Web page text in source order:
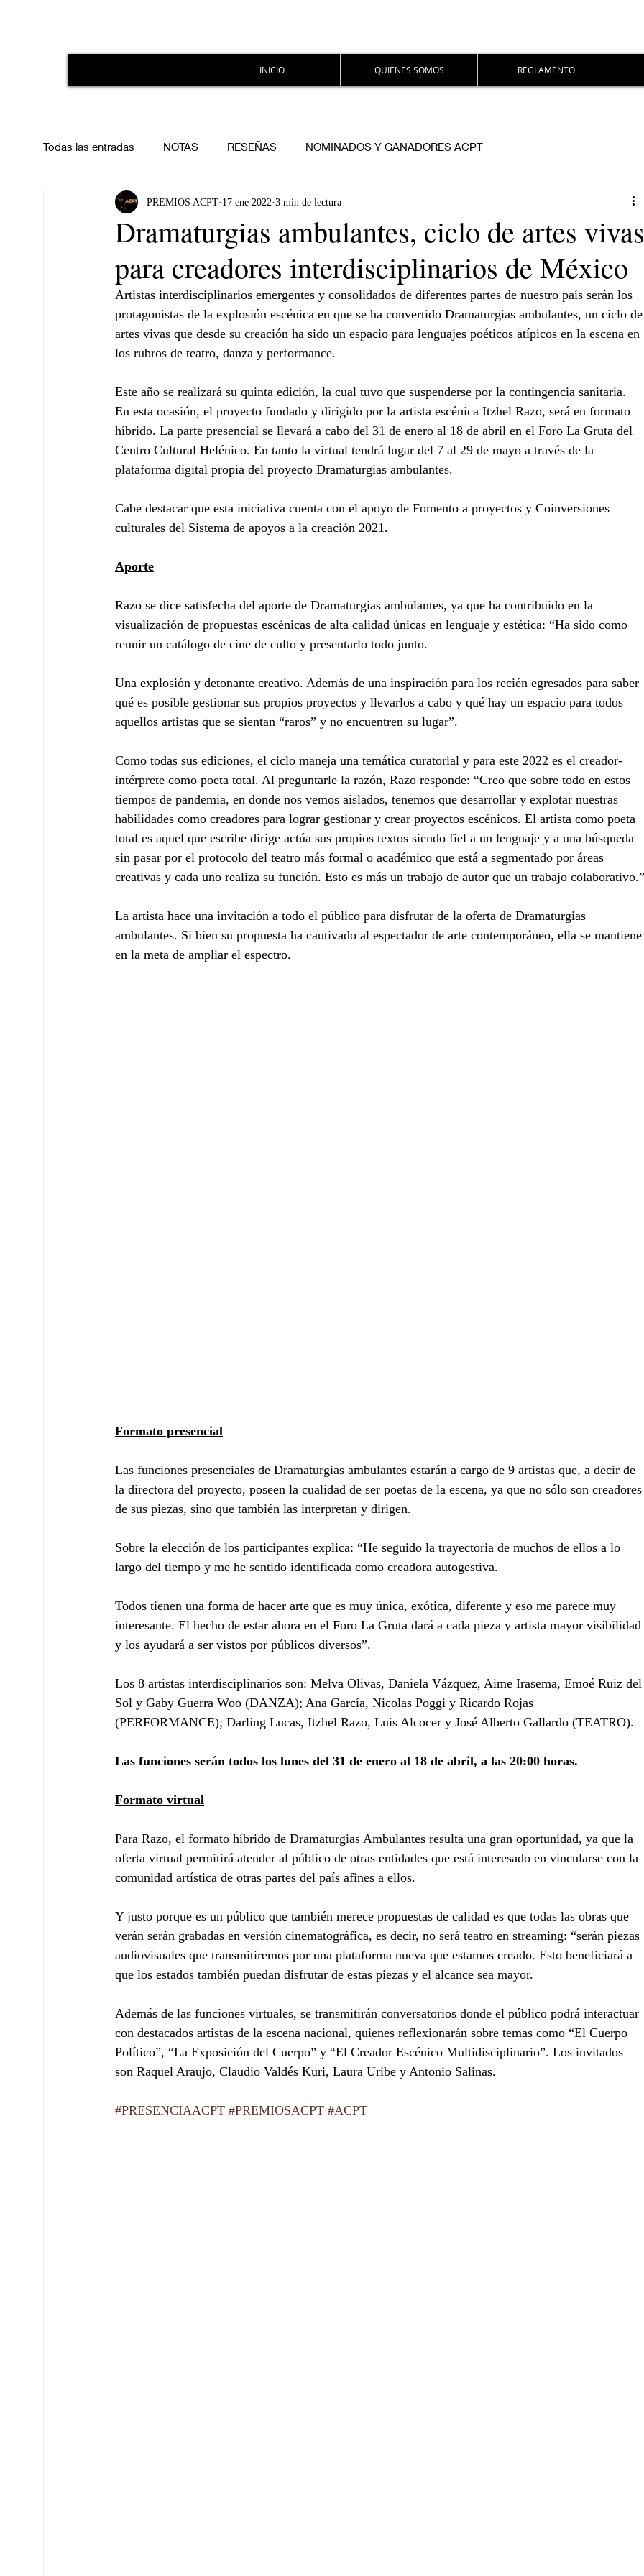
INICIO QUIÉNES SOMOS REGLAMENTO
Todas las entradas NOTAS RESEÑAS NOMINADOS Y GANADORES ACPT
Dramaturgias ambulantes, ciclo de artes vivas
para creadores interdisciplinarios de México
PREMIOS ACPT 17 ene 2022 3 min de lectura
Artistas interdisciplinarios emergentes y consolidados de diferentes partes de nuestro país serán los
protagonistas de la explosión escénica en que se ha convertido Dramaturgias ambulantes, un ciclo
artes vivas que desde su creación ha sido un espacio para lenguajes poéticos atípicos en la escena en
los rubros de teatro, danza y performance.
Este año se realizará su quinta edición, la cual tuvo que suspenderse por la contingencia sanitaria.
En esta ocasión, el proyecto fundado y dirigido por la artista escénica Itzhel Razo, será en formato
híbrido. La parte presencial se llevará a cabo del 31 de enero al 18 de abril en el Foro La Gruta del
Centro Cultural Helénico. En tanto la virtual tendrá lugar del 7 al 29 de mayo a través de la
plataforma digital propia del proyecto Dramaturgias ambulantes.
Cabe destacar que esta iniciativa cuenta con el apoyo de Fomento a proyectos y Coinversiones
culturales del Sistema de apoyos a la creación 2021.
Aporte
Razo se dice satisfecha del aporte de Dramaturgias ambulantes, ya que ha contribuido en la
visualización de propuestas escénicas de alta calidad únicas en lenguaje y estética: “Ha sido como
reunir un catálogo de cine de culto y presentarlo todo junto.
Una explosión y detonante creativo. Además de una inspiración para los recién egresados para saber
qué es posible gestionar sus propios proyectos y llevarlos a cabo y qué hay un espacio para todos
aquellos artistas que se sientan “raros” y no encuentren su lugar”.
Como todas sus ediciones, el ciclo maneja una temática curatorial y para este 2022 es el creador-
intérprete como poeta total. Al preguntarle la razón, Razo responde: “Creo que sobre todo en estos
tiempos de pandemia, en donde nos vemos aislados, tenemos que desarrollar y explotar nuestras
habilidades como creadores para lograr gestionar y crear proyectos escénicos. El artista como poeta
total es aquel que escribe dirige actúa sus propios textos siendo fiel a un lenguaje y a una búsqueda
sin pasar por el protocolo del teatro más formal o académico que está a segmentado por áreas
creativas y cada uno realiza su función. Esto es más un trabajo de autor que un trabajo colaborativo.”
La artista hace una invitación a todo el público para disfrutar de la oferta de Dramaturgias
ambulantes. Si bien su propuesta ha cautivado al espectador de arte contemporáneo, ella se
en la meta de ampliar el espectro.
Formato presencial
Las funciones presenciales de Dramaturgias ambulantes estarán a cargo de 9 artistas que, a decir de
la directora del proyecto, poseen la cualidad de ser poetas de la escena, ya que no sólo son
de sus piezas, sino que también las interpretan y dirigen.
Sobre la elección de los participantes explica: “He seguido la trayectoria de muchos de ellos a lo
largo del tiempo y me he sentido identificada como creadora autogestiva.
Todos tienen una forma de hacer arte que es muy única, exótica, diferente y eso me parece muy
interesante. El hecho de estar ahora en el Foro La Gruta dará a cada pieza y artista mayor visibilidad
y los ayudará a ser vistos por públicos diversos”.
Los 8 artistas interdisciplinarios son: Melva Olivas, Daniela Vázquez, Aime Irasema, Emoé Ruiz
Sol y Gaby Guerra Woo (DANZA); Ana García, Nicolas Poggi y Ricardo Rojas
(PERFORMANCE); Darling Lucas, Itzhel Razo, Luis Alcocer y José Alberto Gallardo (TEATRO).
Las funciones serán todos los lunes del 31 de enero al 18 de abril, a las 20:00 horas.
Formato virtual
Para Razo, el formato híbrido de Dramaturgias Ambulantes resulta una gran oportunidad, ya que la
oferta virtual permitirá atender al público de otras entidades que está interesado en vincularse con la
comunidad artística de otras partes del país afines a ellos.
Y justo porque es un público que también merece propuestas de calidad es que todas las obras que
verán serán grabadas en versión cinematográfica, es decir, no será teatro en streaming: “serán piezas
audiovisuales que transmitiremos por una plataforma nueva que estamos creado. Esto beneficiará a
que los estados también puedan disfrutar de estas piezas y el alcance sea mayor.
Además de las funciones virtuales, se transmitirán conversatorios donde el público podrá interactuar
con destacados artistas de la escena nacional, quienes reflexionarán sobre temas como “El Cuerpo
Político”, “La Exposición del Cuerpo” y “El Creador Escénico Multidisciplinario”. Los invitados
son Raquel Araujo, Claudio Valdés Kuri, Laura Uribe y Antonio Salinas.
#PRESENCIAACPT #PREMIOSACPT #ACPT